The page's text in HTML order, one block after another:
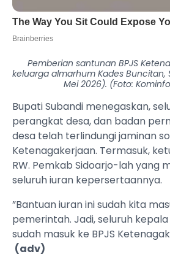
Pemberian santunan BPJS
keluarga almarhum Kades
Mei 2026). (Foto:
Bupati Subandi menegaskan,
perangkat desa, dan badan
desa telah terlindungi jaminan
Ketenagakerjaan. Termasuk,
RW. Pemkab Sidoarjo-lah yang
seluruh iuran kepersertaannya.
”Bantuan iuran ini sudah kita
pemerintah. Jadi, seluruh
sudah masuk ke BPJS
(adv)